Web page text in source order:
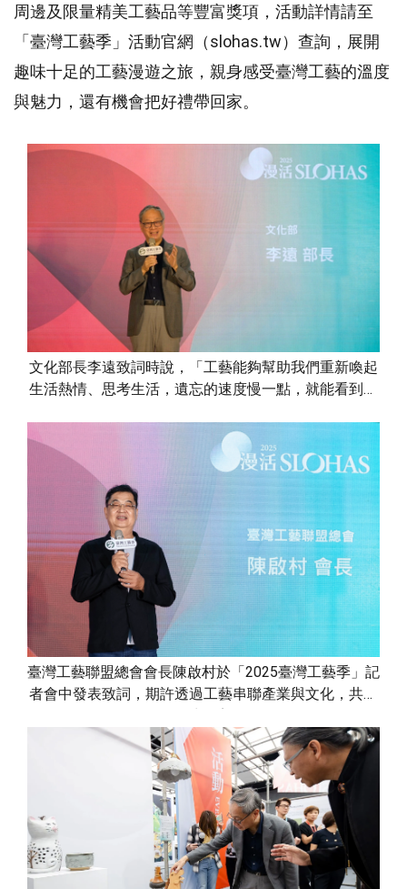
周邊及限量精美工藝品等豐富獎項，活動詳情請至
「臺灣工藝季」活動官網（slohas.tw）查詢，展開
趣味十足的工藝漫遊之旅，親身感受臺灣工藝的溫度
與魅力，還有機會把好禮帶回家。
文化部長李遠致詞時說，「工藝能夠幫助我們重新喚起
生活熱情、思考生活，遺忘的速度慢一點，就能看到美
臺灣工藝聯盟總會會長陳啟村於「2025臺灣工藝季」記
者會中發表致詞，期許透過工藝串聯產業與文化，共創